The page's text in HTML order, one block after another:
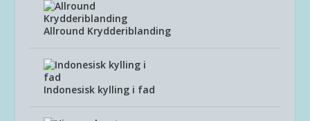
Allround Krydderiblanding
Indonesisk kylling i fad